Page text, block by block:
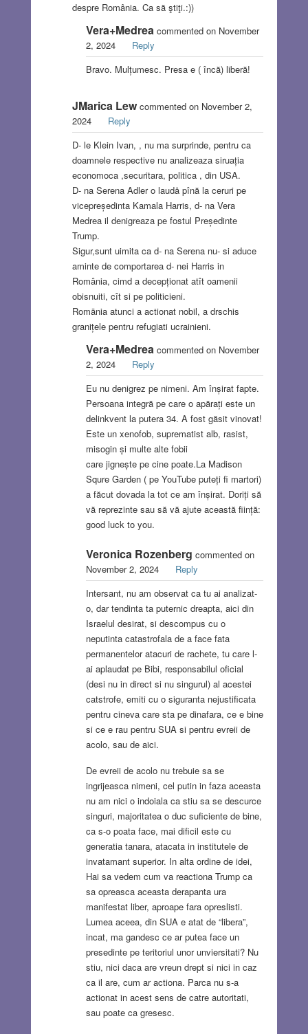
despre România. Ca să ştiţi.:))
Vera+Medreacommented on November
2, 2024
Reply
Bravo. Mulțumesc. Presa e ( încă) liberă!
JMarica Lewcommented on November 2,
2024
Reply
D- le Klein Ivan, , nu ma surprinde, pentru ca
doamnele respective nu analizeaza siruația
economoca ,securitara, politica , din USA.
D- na Serena Adler o laudå pînă la ceruri pe
vicepreședinta Kamala Harris, d- na Vera
Medrea il denigreaza pe fostul Președinte
Trump.
Sigur,sunt uimita ca d- na Serena nu- si aduce
aminte de comportarea d- nei Harris in
România, cimd a decepționat atît oamenii
obisnuiti, cît si pe politicieni.
Romānia atunci a actionat nobil, a drschis
granițele pentru refugiati ucrainieni.
Vera+Medreacommented on November
2, 2024
Reply
Eu nu denigrez pe nimeni. Am înșirat fapte.
Persoana integră pe care o apărați este un
delinkvent la putera 34. A fost găsit vinovat!
Este un xenofob, suprematist alb, rasist,
misogin și multe alte fobii
care jignește pe cine poate.La Madison
Squre Garden ( pe YouTube puteți fi martori)
a făcut dovada la tot ce am înșirat. Doriți să
vă reprezinte sau să vă ajute această ființă:
good luck to you.
Veronica Rozenberg commented on
November 2, 2024
Reply
Intersant, nu am observat ca tu ai analizat-
o, dar tendinta ta puternic dreapta, aici din
Israelul desirat, si descompus cu o
neputinta catastrofala de a face fata
permanentelor atacuri de rachete, tu care l-
ai aplaudat pe Bibi, responsabilul oficial
(desi nu in direct si nu singurul) al acestei
catstrofe, emiti cu o siguranta nejustificata
pentru cineva care sta pe dinafara, ce e bine
si ce e rau pentru SUA si pentru evreii de
acolo, sau de aici.
De evreii de acolo nu trebuie sa se
ingrijeasca nimeni, cel putin in faza aceasta
nu am nici o indoiala ca stiu sa se descurce
singuri, majoritatea o duc suficiente de bine,
ca s-o poata face, mai dificil este cu
generatia tanara, atacata in institutele de
invatamant superior. In alta ordine de idei,
Hai sa vedem cum va reactiona Trump ca
sa opreasca aceasta derapanta ura
manifestat liber, aproape fara opreslisti.
Lumea aceea, din SUA e atat de “libera”,
incat, ma gandesc ce ar putea face un
presedinte pe teritoriul unor unviersitati? Nu
stiu, nici daca are vreun drept si nici in caz
ca il are, cum ar actiona. Parca nu s-a
actionat in acest sens de catre autoritati,
sau poate ca gresesc.